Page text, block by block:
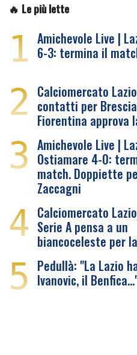
🔥 Le più lette
1 Amichevole Live |
6-3: termina il
2 Calciomercato
contatti per
Fiorentina approva
3 Amichevole Live |
Ostiamare 4-0:
match. Doppiette
Zaccagni
4 Calciomercato
Serie A pensa a un
biancoceleste per
5 Pedullà: "La Lazio
Ivanovic, il